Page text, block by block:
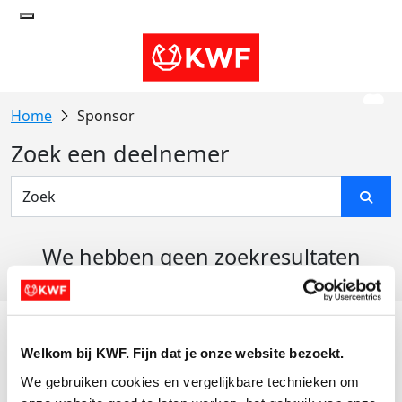
Welkom bij KWF. Fijn dat je onze website bezoekt.
We gebruiken cookies en vergelijkbare technieken om
Sponsor
Zoek een deelnemer
We hebben geen zoekresultaten
Actiematerialen
Evenementen